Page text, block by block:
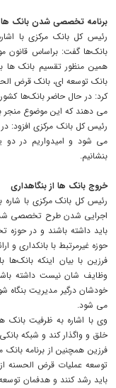
برنامه تخصصی شدن بانک ها
رئیس کل بانک مرکزی با
بانک‌ها گفت: براساس
همین منظور تقسیم بانک
بانک توسعه ای، بانک قرض
کرد: در حال حاضر بانک‌ها
می دهند که این موضوع منجر
رئیس کل بانک مرکزی افزود:
می شود و امیدواریم در
بنشانیم.
خروج بانک ها از بنگاهداری
رئیس کل بانک مرکزی با شاره
اجرایی شدن طرح تخصصی
باید داشته باشند و در حوزه
حوزه غیرمرتبط با بانکداری و
فرزین با بیان اینکه
وظایف شان نیست داشته
خودشان درگیر مدیریت بنگاه
می شود.
وی با اشاره به ظرفیت بانک
خلق و واگذار کند و شبکه بانکی
فرزین همچنین از برنامه
توسعه عملیات قرض الحسنه
باید رشد کنند و هدفمان